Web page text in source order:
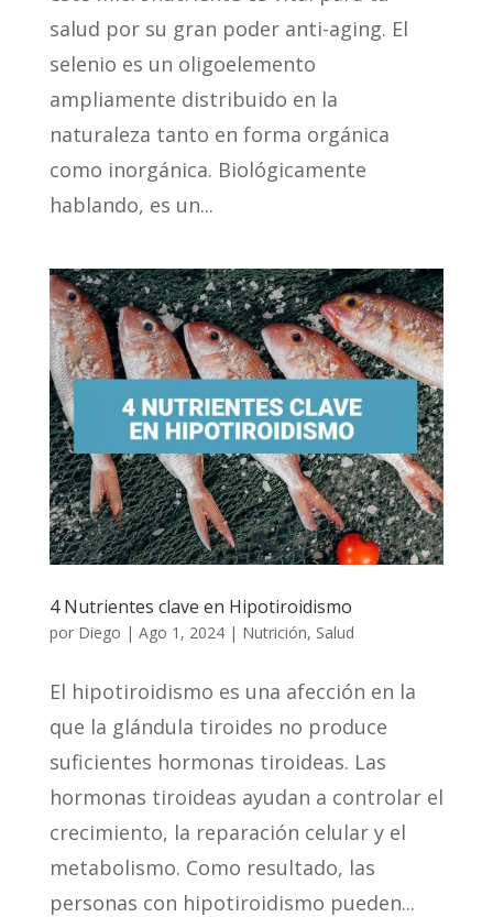
salud por su gran poder anti-aging. El
selenio es un oligoelemento
ampliamente distribuido en la
naturaleza tanto en forma orgánica
como inorgánica. Biológicamente
hablando, es un...
4 Nutrientes clave en Hipotiroidismo
por Diego | Ago 1, 2024| Nutrición, Salud
El hipotiroidismo es una afección en la
que la glándula tiroides no produce
suficientes hormonas tiroideas. Las
hormonas tiroideas ayudan a controlar el
crecimiento, la reparación celular y el
metabolismo. Como resultado, las
personas con hipotiroidismo pueden...